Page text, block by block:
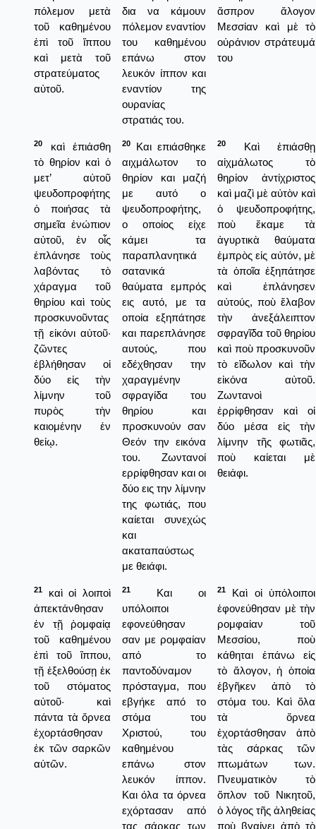
πόλεμον μετὰ
τοῦ καθημένου
ἐπὶ τοῦ ἵππου
καὶ μετὰ τοῦ
στρατεύματος
αὐτοῦ.
δια να κάμουν
πόλεμον εναντίον
του καθημένου
επάνω στον
λευκόν ίππον και
εναντίον της
ουρανίας
στρατιάς του.
ἄσπρον ἄλογον
Μεσσίαν καὶ μὲ τὸ
οὐράνιον στράτευμά
του
20
καὶ ἐπιάσθη
τὸ θηρίον καὶ ὁ
μετ’ αὐτοῦ
ψευδοπροφήτης
ὁ ποιήσας τὰ
σημεῖα ἐνώπιον
αὐτοῦ, ἐν οἷς
ἐπλάνησε τοὺς
λαβόντας τὸ
χάραγμα τοῦ
θηρίου καὶ τοὺς
προσκυνοῦντας
τῇ εἰκόνι αὐτοῦ·
ζῶντες
ἐβλήθησαν οἱ
δύο εἰς τὴν
λίμνην τοῦ
πυρὸς τὴν
καιομένην ἐν
θείῳ.
20
Και επιάσθηκε
αιχμάλωτον το
θηρίον και μαζή
με αυτό ο
ψευδοπροφήτης,
ο οποίος είχε
κάμει τα
παραπλανητικά
σατανικά
θαύματα εμπρός
εις αυτό, με τα
οποία εξηπάτησε
και παρεπλάνησε
αυτούς, που
εδέχθησαν την
χαραγμένην
σφραγίδα του
θηρίου και
προσκυνούν σαν
Θεόν την εικόνα
του. Ζωντανοί
ερρίφθησαν και οι
δύο εις την λίμνην
της φωτιάς, που
καίεται συνεχώς
και
ακαταπαύστως
με θειάφι.
20
Καὶ ἐπιάσθῃ
αἰχμάλωτος τὸ
θηρίον ἀντίχριστος
καὶ μαζὶ μὲ αὐτὸν καὶ
ὁ ψευδοπροφήτης,
ποὺ ἔκαμε τὰ
ἀγυρτικὰ θαύματα
ἐμπρὸς εἰς αὐτόν, μὲ
τὰ ὁποῖα ἐξηπάτησε
καὶ ἐπλάνησεν
αὐτούς, ποὺ ἔλαβον
τὴν ἀνεξάλειπτον
σφραγῖδα τοῦ θηρίου
καὶ ποὺ προσκυνοῦν
τὸ εἴδωλον καὶ τὴν
εἰκόνα αὐτοῦ.
Ζωντανοὶ
ἐρρίφθησαν καὶ οἱ
δύο μέσα εἰς τὴν
λίμνην τῆς φωτιᾶς,
ποὺ καίεται μὲ
θειάφι.
21
καὶ οἱ λοιποὶ
ἀπεκτάνθησαν
ἐν τῇ ῥομφαίᾳ
τοῦ καθημένου
ἐπὶ τοῦ ἵππου,
τῇ ἐξελθούσῃ ἐκ
τοῦ στόματος
αὐτοῦ· καὶ
πάντα τὰ ὄρνεα
ἐχορτάσθησαν
ἐκ τῶν σαρκῶν
αὐτῶν.
21
Και οι
υπόλοιποι
εφονεύθησαν
σαν με ρομφαίαν
από το
παντοδύναμον
πρόσταγμα, που
εβγήκε από το
στόμα του
Χριστού, του
καθημένου
επάνω στον
λευκόν ίππον.
Και όλα τα όρνεα
εχόρτασαν από
τας σάρκας των
21
Καὶ οἱ ὑπόλοιποι
ἐφονεύθησαν μὲ τὴν
ρομφαίαν τοῦ
Μεσσίου, ποὺ
κάθηται ἐπάνω εἰς
τὸ ἄλογον, ἡ ὁποία
ἐβγῆκεν ἀπὸ τὸ
στόμα του. Καὶ ὅλα
τὰ ὅρνεα
ἐχορτάσθησαν ἀπὸ
τὰς σάρκας τῶν
πτωμάτων των.
Πνευματικὸν τὸ
ὅπλον τοῦ Νικητοῦ,
ὁ λόγος τῆς ἀληθείας
ποὺ βγαίνει ἀπὸ τὸ